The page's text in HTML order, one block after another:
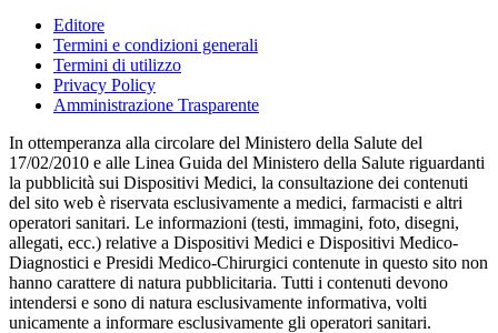
Editore
Termini e condizioni generali
Termini di utilizzo
Privacy Policy
Amministrazione Trasparente
In ottemperanza alla circolare del Ministero della Salute del
17/02/2010 e alle Linea Guida del Ministero della Salute riguardanti
la pubblicità sui Dispositivi Medici, la consultazione dei contenuti
del sito web è riservata esclusivamente a medici, farmacisti e altri
operatori sanitari. Le informazioni (testi, immagini, foto, disegni,
allegati, ecc.) relative a Dispositivi Medici e Dispositivi Medico-
Diagnostici e Presidi Medico-Chirurgici contenute in questo sito non
hanno carattere di natura pubblicitaria. Tutti i contenuti devono
intendersi e sono di natura esclusivamente informativa, volti
unicamente a informare esclusivamente gli operatori sanitari.